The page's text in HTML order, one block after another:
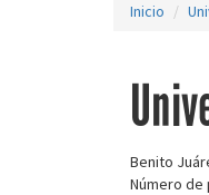
Inicio
Benito
Número